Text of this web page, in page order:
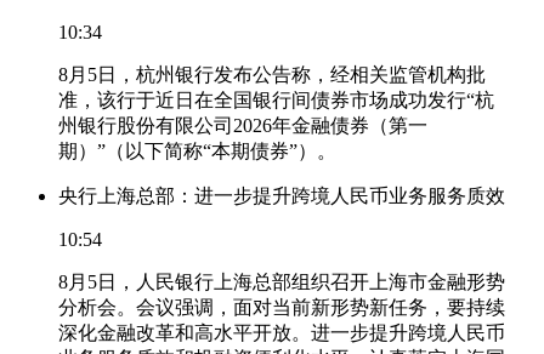
10:34
8月5日，杭州银行发布公告称，经相关监管机构批
准，该行于近日在全国银行间债券市场成功发行“杭
州银行股份有限公司2026年金融债券（第一
期）”（以下简称“本期债券”）。
央行上海总部：进一步提升跨境人民币业务服务质效
10:54
8月5日，人民银行上海总部组织召开上海市金融形势
分析会。会议强调，面对当前新形势新任务，要持续
深化金融改革和高水平开放。进一步提升跨境人民币